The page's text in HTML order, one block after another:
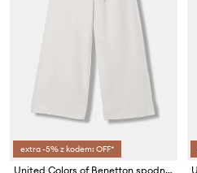
extra -5% z kodem: OFF*
United Colors of Benetton spodnie dziecięce